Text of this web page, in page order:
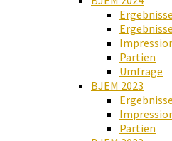
Partien
Umfrage
BJEM 2023
Ergebnisse
Partien